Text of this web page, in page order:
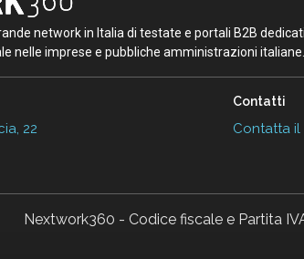
network in Italia di testate e portali B2B
nelle imprese e pubbliche amministrazioni italiane.
22
Contatti
Contatta
Nextwork360 - Codice fiscale e Partita